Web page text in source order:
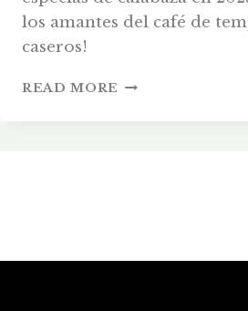
los amantes del café de
caseros!
READ MORE GUÍA